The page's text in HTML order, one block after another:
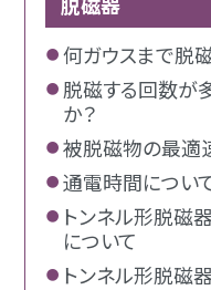
何ガウスまで脱
脱磁する回数が
か？
被脱磁物の最適
通電時間につい
トンネル形脱磁
について
トンネル形脱磁